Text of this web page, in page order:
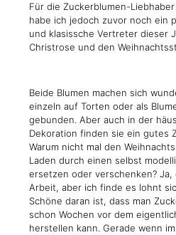
Für die Zuckerblumen-
habe ich jedoch zuvor noch ein
und klasissche Vertreter dieser
Christrose und den
Beide Blumen machen sich
einzeln auf Torten oder als
gebunden. Aber auch in der
Dekoration finden sie ein gutes
Warum nicht mal den
Laden durch einen selbst
ersetzen oder verschenken? Ja,
Arbeit, aber ich finde es lohnt
Schöne daran ist, dass man
schon Wochen vor dem
herstellen kann. Gerade wenn